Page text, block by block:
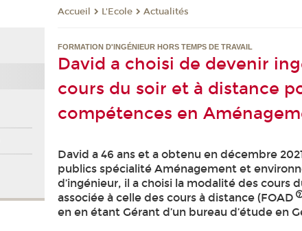
Accueil L'Ecole Actualités
FORMATION D'INGÉNIEUR HORS TEMPS DE TRAVAIL
David a choisi de devenir
cours du soir et à distance
compétences en
David a 46 ans et a obtenu en décembre
publics spécialité Aménagement et
d’ingénieur, il a choisi la modalité des cours
associée à celle des cours à distance (FOAD
en en étant Gérant d’un bureau d’étude en